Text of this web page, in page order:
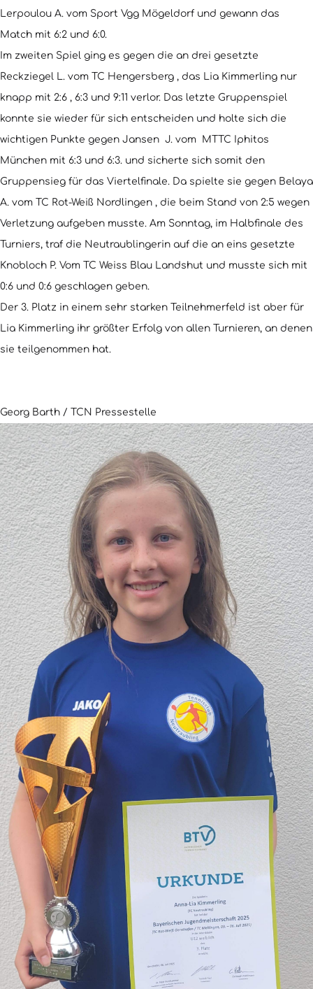
Lerpoulou A. vom Sport Vgg Mögeldorf und gewann das
Match mit 6:2 und 6:0.
Im zweiten Spiel ging es gegen die an drei gesetzte
Reckziegel L. vom TC Hengersberg , das Lia Kimmerling nur
knapp mit 2:6 , 6:3 und 9:11 verlor. Das letzte Gruppenspiel
konnte sie wieder für sich entscheiden und holte sich die
wichtigen Punkte gegen Jansen J. vom MTTC Iphitos
München mit 6:3 und 6:3. und sicherte sich somit den
Gruppensieg für das Viertelfinale. Da spielte sie gegen Belaya
A. vom TC Rot-Weiß Nordlingen , die beim Stand von 2:5 wegen
Verletzung aufgeben musste. Am Sonntag, im Halbfinale des
Turniers, traf die Neutraublingerin auf die an eins gesetzte
Knobloch P. Vom TC Weiss Blau Landshut und musste sich mit
0:6 und 0:6 geschlagen geben.
Der 3. Platz in einem sehr starken Teilnehmerfeld ist aber für
Lia Kimmerling ihr größter Erfolg von allen Turnieren, an denen
sie teilgenommen hat.
Georg Barth / TCN Pressestelle